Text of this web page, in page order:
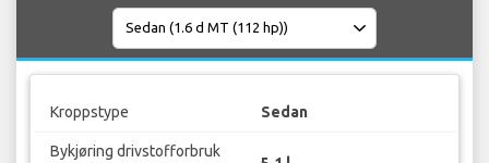
Kroppstype Sedan
Bykjøring drivstofforbruk